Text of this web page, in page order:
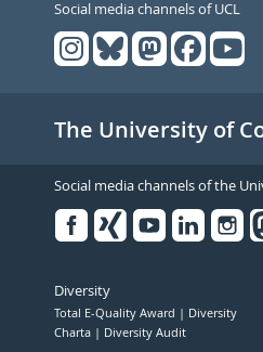
Social media channels of UCL
The University of
Social media channels of the
Diversity
Total E-Quality Award
Diversity
Charta
Diversity Audit